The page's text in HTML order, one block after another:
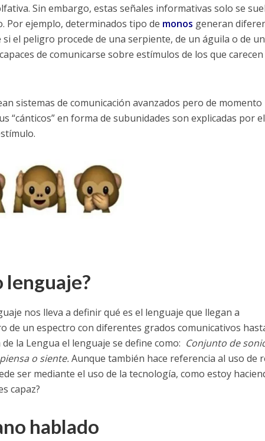
Sin embargo, estas señales informativas solo se
Por ejemplo, determinados tipo de monos generan
el peligro procede de una serpiente, de un águila o de un
de comunicarse sobre estímulos de los que carecen
sistemas de comunicación avanzados pero de momento
“cánticos” en forma de subunidades son explicadas por el
lenguaje?
nos lleva a definir qué es el lenguaje que llegan a
de un espectro con diferentes grados comunicativos
la Lengua el lenguaje se define como: Conjunto de
o siente.Aunque también hace referencia al uso de
ser mediante el uso de la tecnología, como estoy
capaz?
hablado